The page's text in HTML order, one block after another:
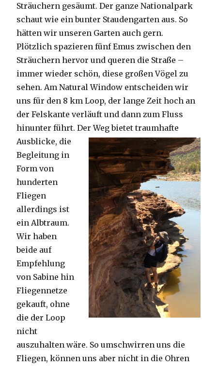
Sträuchern gesäumt. Der ganze Nationalpark
schaut wie ein bunter Staudengarten aus. So
hätten wir unseren Garten auch gern.
Plötzlich spazieren fünf Emus zwischen den
Sträuchern hervor und queren die Straße –
immer wieder schön, diese großen Vögel zu
sehen. Am Natural Window entscheiden wir
uns für den 8 km Loop, der lange Zeit hoch an
der Felskante verläuft und dann zum Fluss
hinunter führt. Der Weg bietet traumhafte
Ausblicke, die
Begleitung in
Form von
hunderten
Fliegen
allerdings ist
ein Albtraum.
Wir haben
beide auf
Empfehlung
von Sabine hin
Fliegennetze
gekauft, ohne
die der Loop
nicht
auszuhalten wäre. So umschwirren uns die
Fliegen, können uns aber nicht in die Ohren